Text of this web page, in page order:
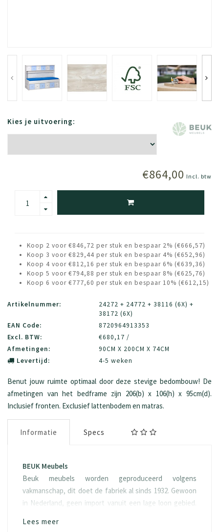
Kies je uitvoering:
€864,00 Incl. btw
Koop 2 voor €846,72 per stuk en bespaar 2% (€666,57)
Koop 3 voor €829,44 per stuk en bespaar 4% (€652,96)
Koop 4 voor €812,16 per stuk en bespaar 6% (€639,36)
Koop 5 voor €794,88 per stuk en bespaar 8% (€625,76)
Koop 6 voor €777,60 per stuk en bespaar 10% (€612,15)
Artikelnummer:
24272 + 24772 + 38116 (6X) +
38172 (6X)
EAN Code:
8720964913353
Excl. BTW:
€680,17 /
Afmetingen:
90CM X 200CM X 74CM
Levertijd:
4-5 weken
Benut jouw ruimte optimaal door deze stevige bedombouw! De
afmetingen van het bedframe zijn 206(b) x 106(h) x 95cm(d).
Inclusief fronten. Exclusief lattenbodem en matras.
Informatie Specs
BEUK Meubels
Beuk meubels worden geproduceerd volgens
vakmanschap, dit doet de fabriek al sinds 1932. Gewoon
in Nederland, geen import vanuit een lage loon gebied.
Lees meer